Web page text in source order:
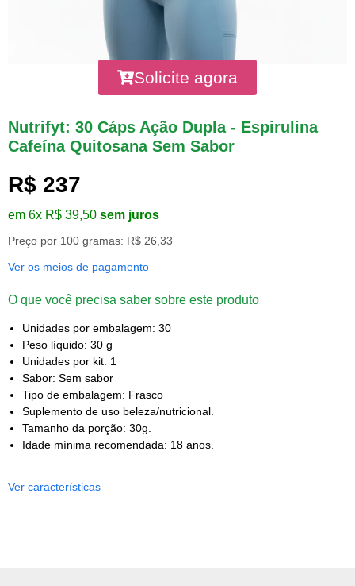
Solicite agora
Nutrifyt: 30 Cáps Ação Dupla - Espirulina
Cafeína Quitosana Sem Sabor
R$ 237
em 6x R$ 39,50 sem juros
Preço por 100 gramas: R$ 26,33
Ver os meios de pagamento
O que você precisa saber sobre este produto
Unidades por embalagem: 30
Peso líquido: 30 g
Unidades por kit: 1
Sabor: Sem sabor
Tipo de embalagem: Frasco
Suplemento de uso beleza/nutricional.
Tamanho da porção: 30g.
Idade mínima recomendada: 18 anos.
Ver características